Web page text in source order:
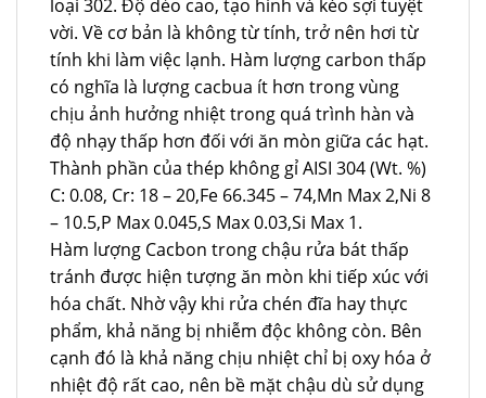
loại 302. Độ dẻo cao, tạo hình và kéo sợi tuyệt
vời. Về cơ bản là không từ tính, trở nên hơi từ
tính khi làm việc lạnh. Hàm lượng carbon thấp
có nghĩa là lượng cacbua ít hơn trong vùng
chịu ảnh hưởng nhiệt trong quá trình hàn và
độ nhạy thấp hơn đối với ăn mòn giữa các hạt.
Thành phần của thép không gỉ AISI 304 (Wt. %)
C: 0.08, Cr: 18 – 20,Fe 66.345 – 74,Mn Max 2,Ni 8
– 10.5,P Max 0.045,S Max 0.03,Si Max 1.
Hàm lượng Cacbon trong chậu rửa bát thấp
tránh được hiện tượng ăn mòn khi tiếp xúc với
hóa chất. Nhờ vậy khi rửa chén đĩa hay thực
phẩm, khả năng bị nhiễm độc không còn. Bên
cạnh đó là khả năng chịu nhiệt chỉ bị oxy hóa ở
nhiệt độ rất cao, nên bề mặt chậu dù sử dụng